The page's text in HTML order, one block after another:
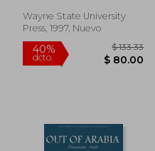
Wayne State University
Press, 1997, Nuevo